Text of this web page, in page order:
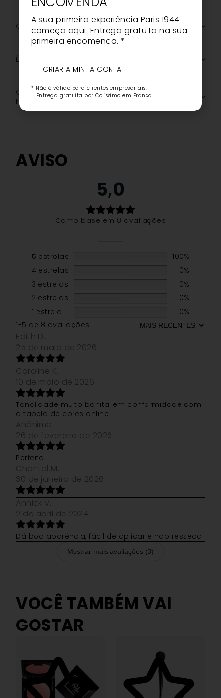
Qual é a sua pigmentação e acabamento?
É adequado para todos os tons de pele?
Quais são os ingredientes principais da sua
fórmula?
AVISO
5,0
Como base em 8 avaliações
5 estrelas
100%
4 estrelas
0%
3 estrelas
0%
2 estrelas
0%
1 estrela
0%
1-5 de 8 avaliações
Edith D.
25 de maio de 2026
Caroline K.
10 de maio de 2026
Tonalidade muito bonita, em conformidade com
a tabela de cores online
Anónimo
26 de fevereiro de 2026
Perfeito
Chantal M.
30 de janeiro de 2026
Annick V.
2 de abril de 2024
Dá boa aparência, fácil de aplicar e não resseca
Mostrar mais avaliações (3)
VOCÊ TAMBÉM VAI
GOSTAR
A sua primeira experiência Paris 1944
começa aqui. Entrega gratuita na sua
primeira encomenda. *
CRIAR A MINHA CONTA
* Não é válido para clientes empresariais.
Entrega gratuita por Colissimo em França.